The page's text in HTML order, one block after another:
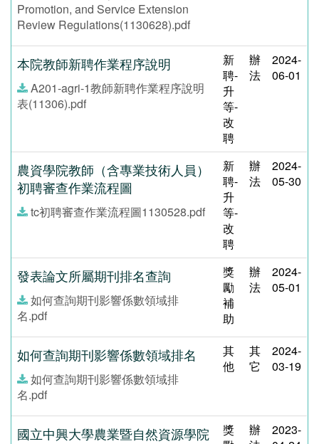
Promotion, and Service Extension
Review Regulations(1130628).pdf
本院教師新聘作業程序說明
A201-agri-1教師新聘作業程序說明
表(11306).pdf
新
聘-
升
等-
改
聘
辦
法
2024-
06-01
農資學院教師（含專業技術人員）
初聘審查作業流程圖
tc初聘審查作業流程圖1130528.pdf
新
聘-
升
等-
改
聘
辦
法
2024-
05-30
發表論文所屬期刊排名查詢
如何查詢期刊影響係數領域排
名.pdf
獎
勵
補
助
辦
法
2024-
05-01
如何查詢期刊影響係數領域排名
如何查詢期刊影響係數領域排
名.pdf
其
他
其
它
2024-
03-19
國立中興大學農業暨自然資源學院
獎
辦
2023-